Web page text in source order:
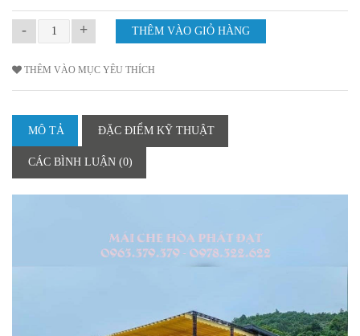
- +
THÊM VÀO MỤC YÊU THÍCH
MÔ TẢ ĐẶC ĐIỂM KỸ THUẬT
CÁC BÌNH LUẬN (0)